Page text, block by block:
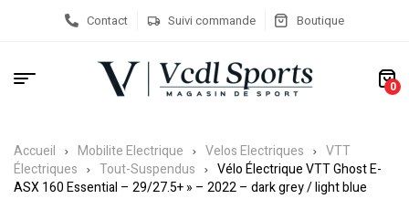
Contact Suivi commande Boutique
0
Accueil Mobilite Electrique Velos Electriques
VTT
Électriques
Tout-Suspendus
Vélo Électrique VTT Ghost E-
ASX 160 Essential – 29/27.5+ » – 2022 – dark grey / light blue